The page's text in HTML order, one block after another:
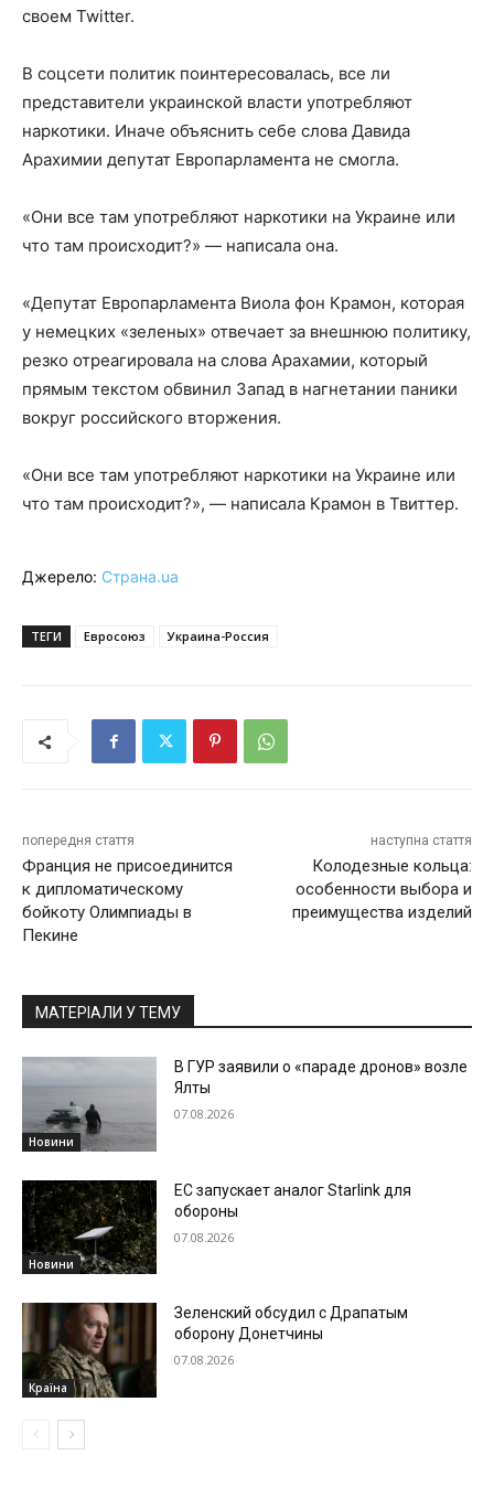
своем Twitter.
В соцсети политик поинтересовалась, все ли
представители украинской власти употребляют
наркотики. Иначе объяснить себе слова Давида
Арахимии депутат Европарламента не смогла.
«Они все там употребляют наркотики на Украине или
что там происходит?» — написала она.
«Депутат Европарламента Виола фон Крамон, которая
у немецких «зеленых» отвечает за внешнюю политику,
резко отреагировала на слова Арахамии, который
прямым текстом обвинил Запад в нагнетании паники
вокруг российского вторжения.
«Они все там употребляют наркотики на Украине или
что там происходит?», — написала Крамон в Твиттер.
Джерело: Страна.ua
ТЕГИ Евросоюз Украина-Россия
попередня стаття
Франция не присоединится
к дипломатическому
бойкоту Олимпиады в
Пекине
наступна стаття
Колодезные кольца:
особенности выбора и
преимущества изделий
МАТЕРІАЛИ У ТЕМУ
Новини
В ГУР заявили о «параде дронов» возле
Ялты
07.08.2026
Новини
ЕС запускает аналог Starlink для
обороны
07.08.2026
Країна
Зеленский обсудил с Драпатым
оборону Донетчины
07.08.2026